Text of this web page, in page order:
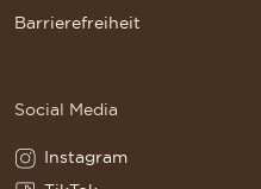
Barrierefreiheit
Social Media
Instagram(Opens in a new tab)
Instagram